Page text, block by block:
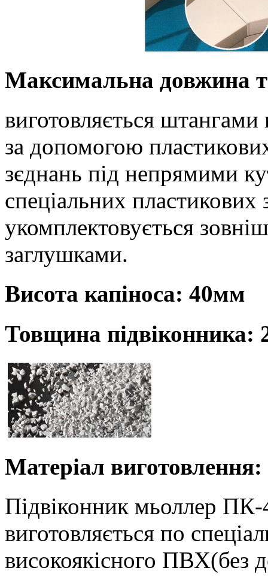
Максимальна довжина
виготовляється
за допомогою
зєднань під непрямими
спеціальних пластикових
укомплектовується
заглушками.
Висота капіноса: 40мм
Товщина підвіконника:
Матеріал виготовлення:
Підвіконник мьоллер
виготовляється по
високоякісного ПВХ(без